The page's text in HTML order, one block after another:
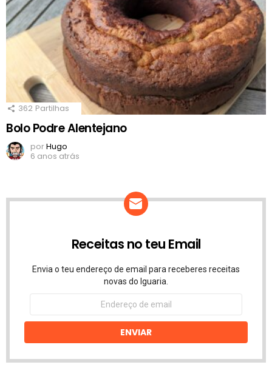
362 Partilhas
Bolo Podre Alentejano
porHugo
6 anos atrás
Receitas no teu Email
Envia o teu endereço de email para receberes receitas
novas do Iguaria.
Endereço
email
ENVIAR